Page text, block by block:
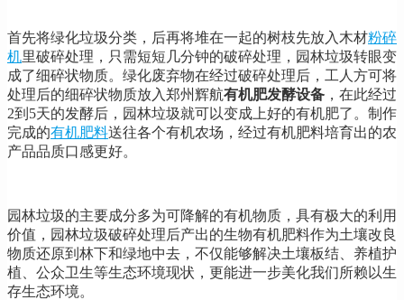
首先将绿化垃圾分类，后再将堆在一起的树枝先放入木材粉碎
机里破碎处理，只需短短几分钟的破碎处理，园林垃圾转眼变
成了细碎状物质。绿化废弃物在经过破碎处理后，工人方可将
处理后的细碎状物质放入郑州辉航有机肥发酵设备 ，在此经过
2到5天的发酵后，园林垃圾就可以变成上好的有机肥了。制作
完成的有机肥料送往各个有机农场，经过有机肥料培育出的农
产品品质口感更好。
园林垃圾的主要成分多为可降解的有机物质，具有极大的利用
价值，园林垃圾破碎处理后产出的生物有机肥料作为土壤改良
物质还原到林下和绿地中去，不仅能够解决土壤板结、养植护
植、公众卫生等生态环境现状，更能进一步美化我们所赖以生
存生态环境。